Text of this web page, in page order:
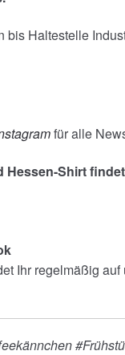
bis Haltestelle
für alle
Hessen-Shirt
Ihr regelmäßig